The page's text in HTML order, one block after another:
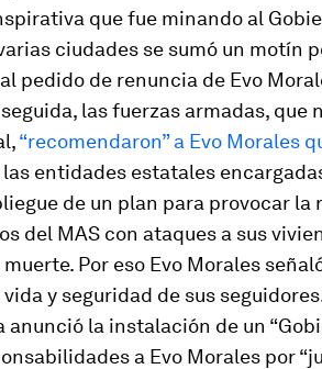
que fue minando al
ciudades se sumó un motín
pedido de renuncia de Evo
las fuerzas armadas, que
“recomendaron” a Evo Morales
entidades estatales
de un plan para provocar
del MAS con ataques a sus
Por eso Evo Morales
y seguridad de sus
anunció la instalación de un
a Evo Morales por